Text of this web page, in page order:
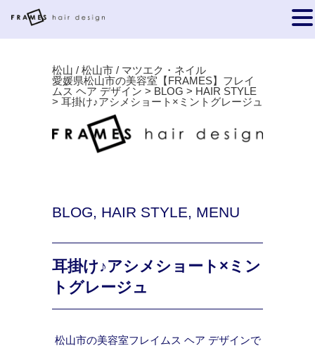
松山 / 松山市 / マツエク・ネイル
愛媛県松山市の美容室【FRAMES】フレイ
ムス ヘア デザイン > BLOG > HAIR STYLE
> 耳掛け♪アシメショート×ミントグレージュ
BLOG, HAIR STYLE, MENU
耳掛け♪アシメショート×ミン
トグレージュ
松山市の美容室フレイムス ヘア デザインで